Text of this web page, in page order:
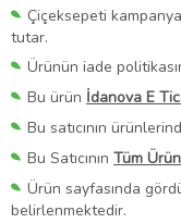
Çiçeksepeti
tutar.
Ürünün iade
Bu ürün İdanova E
Bu satıcının
Bu Satıcının Tüm
Ürün sayfasında
belirlenmektedir.